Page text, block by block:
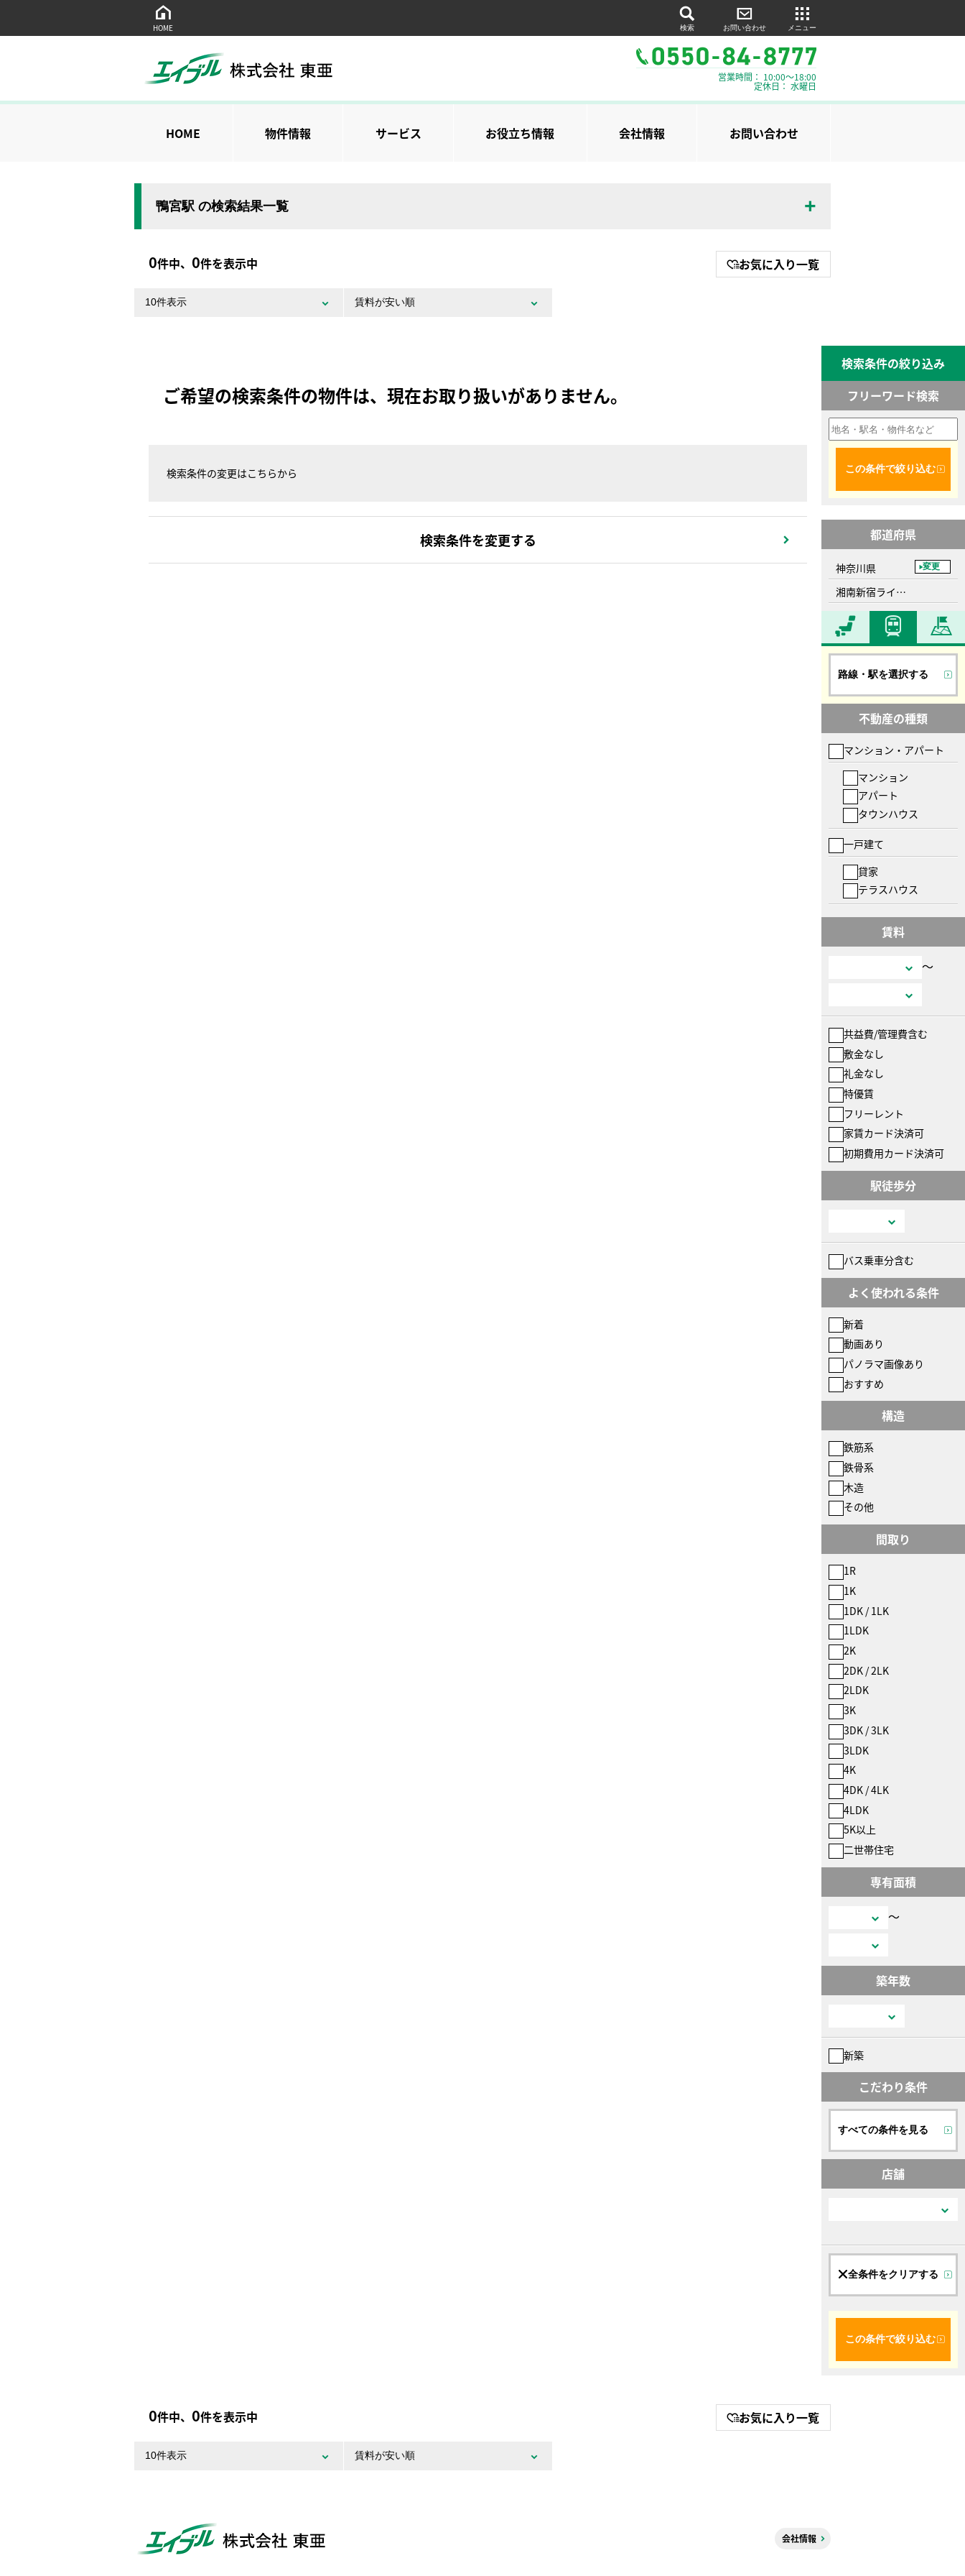
HOME 検索 お問い合わせ メニュー
営業時間： 10:00～18:00
定休日： 水曜日
HOME 物件情報 サービス お役立ち情報 会社情報 お問い合わせ
鴨宮駅 の検索結果一覧
0件中、 0件を表示中 お気に入り一覧
ご希望の検索条件の物件は、現在お取り扱いがありません。
検索条件の変更はこちらから
検索条件を変更する
検索条件の絞り込み
フリーワード検索
この条件で絞り込む
都道府県
神奈川県 変更
湘南新宿ライン高崎線、鴨宮駅
路線・駅を選択する
不動産の種類
マンション・アパート
マンション
アパート
タウンハウス
一戸建て
貸家
テラスハウス
賃料
〜
共益費/管理費含む
敷金なし
礼金なし
特優賃
フリーレント
家賃カード決済可
初期費用カード決済可
駅徒歩分
バス乗車分含む
よく使われる条件
新着
動画あり
パノラマ画像あり
おすすめ
構造
鉄筋系
鉄骨系
木造
その他
間取り
1R
1K
1DK / 1LK
1LDK
2K
2DK / 2LK
2LDK
3K
3DK / 3LK
3LDK
4K
4DK / 4LK
4LDK
5K以上
二世帯住宅
専有面積
〜
築年数
新築
こだわり条件
すべての条件を見る
店舗
全条件をクリアする
この条件で絞り込む
0件中、 0件を表示中 お気に入り一覧
会社情報